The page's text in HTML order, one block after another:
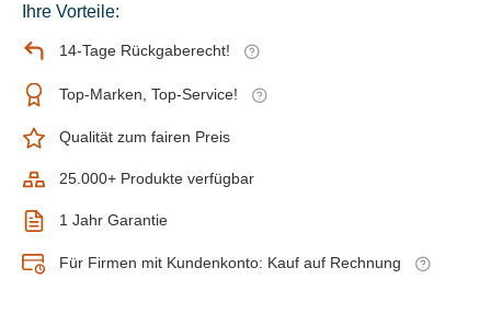
Ihre Vorteile:
14-Tage Rückgaberecht!
Top-Marken, Top-Service!
Qualität zum fairen Preis
25.000+ Produkte verfügbar
1 Jahr Garantie
Für Firmen mit Kundenkonto: Kauf auf Rechnung